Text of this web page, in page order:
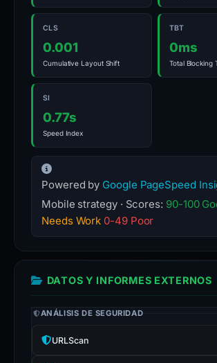
CLS
0.001
Cumulative Layout Shift
TBT
0ms
Total Blocking
SI
0.77s
Speed Index
Powered by Google PageSpeed
Mobile strategy · Scores: 90-100
Needs Work 0-49 Poor
DATOS Y INFORMES EXTERNOS
ANÁLISIS DE SEGURIDAD
URLScan